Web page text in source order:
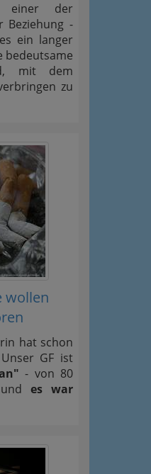
der
Beziehung -
ein langer
bedeutsame
mit dem
zu
wollen
hat schon
GF ist
- von 80
undes war